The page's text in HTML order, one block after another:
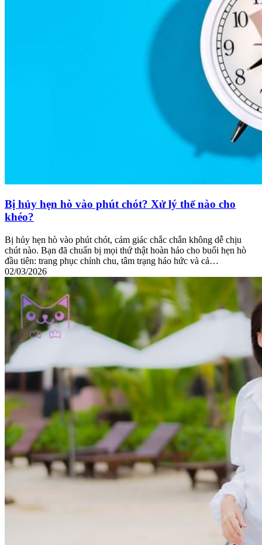
Bị hủy hẹn hò vào phút chót? Xử lý thế nào cho
khéo?
Bị hủy hẹn hò vào phút chót, cảm giác chắc chắn không dễ chịu
chút nào. Bạn đã chuẩn bị mọi thứ thật hoàn hảo cho buổi hẹn hò
đầu tiên: trang phục chỉnh chu, tâm trạng háo hức và cả…
02/03/2026